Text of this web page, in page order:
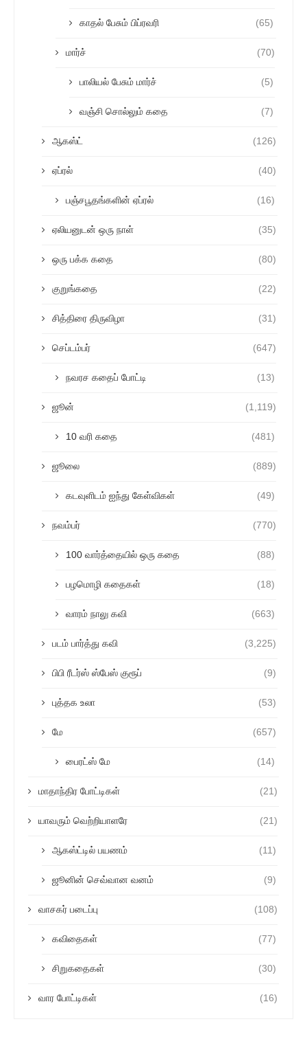
காதல் பேசும் பிப்ரவரி (65)
மார்ச் (70)
பாலியல் பேசும் மார்ச் (5)
வஞ்சி சொல்லும் கதை (7)
ஆகஸ்ட் (126)
ஏப்ரல் (40)
பஞ்சபூதங்களின் ஏப்ரல் (16)
ஏலியனுடன் ஒரு நாள் (35)
ஒரு பக்க கதை (80)
குறுங்கதை (22)
சித்திரை திருவிழா (31)
செப்டம்பர் (647)
நவரச கதைப் போட்டி (13)
ஜூன் (1,119)
10 வரி கதை (481)
ஜூலை (889)
கடவுளிடம் ஐந்து கேள்விகள் (49)
நவம்பர் (770)
100 வார்த்தையில் ஒரு கதை (88)
பழமொழி கதைகள் (18)
வாரம் நாலு கவி (663)
படம் பார்த்து கவி (3,225)
பிபி ரீடர்ஸ் ஸ்பேஸ் குரூப் (9)
புத்தக உலா (53)
மே (657)
பைரட்ஸ் மே (14)
மாதாந்திர போட்டிகள் (21)
யாவரும் வெற்றியாளரே (21)
ஆகஸ்ட்டில் பயணம் (11)
ஜூனின் செவ்வான வனம் (9)
வாசகர் படைப்பு (108)
கவிதைகள் (77)
சிறுகதைகள் (30)
வார போட்டிகள் (16)